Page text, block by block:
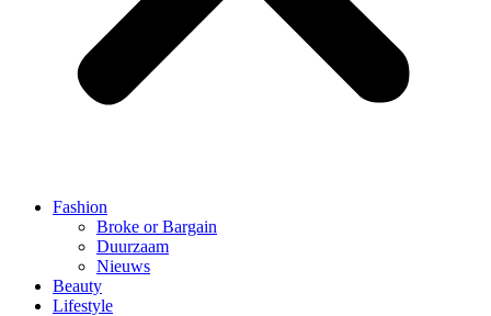
Fashion
Broke or Bargain
Duurzaam
Nieuws
Beauty
Lifestyle